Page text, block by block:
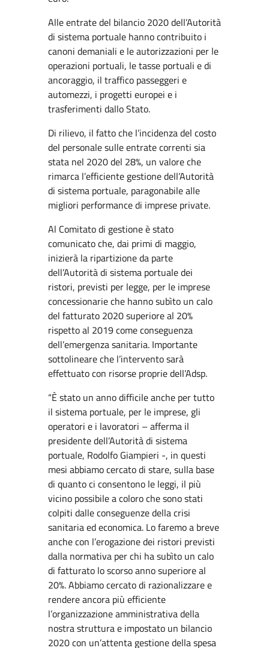
Alle entrate del bilancio 2020 dell’Autorità
di sistema portuale hanno contribuito i
canoni demaniali e le autorizzazioni per le
operazioni portuali, le tasse portuali e di
ancoraggio, il traffico passeggeri e
automezzi, i progetti europei e i
trasferimenti dallo Stato.
Di rilievo, il fatto che l’incidenza del costo
del personale sulle entrate correnti sia
stata nel 2020 del 28%, un valore che
rimarca l’efficiente gestione dell’Autorità
di sistema portuale, paragonabile alle
migliori performance di imprese private.
Al Comitato di gestione è stato
comunicato che, dai primi di maggio,
inizierà la ripartizione da parte
dell’Autorità di sistema portuale dei
ristori, previsti per legge, per le imprese
concessionarie che hanno subìto un calo
del fatturato 2020 superiore al 20%
rispetto al 2019 come conseguenza
dell’emergenza sanitaria. Importante
sottolineare che l’intervento sarà
effettuato con risorse proprie dell’Adsp.
“È stato un anno difficile anche per tutto
il sistema portuale, per le imprese, gli
operatori e i lavoratori – afferma il
presidente dell’Autorità di sistema
portuale, Rodolfo Giampieri -, in questi
mesi abbiamo cercato di stare, sulla base
di quanto ci consentono le leggi, il più
vicino possibile a coloro che sono stati
colpiti dalle conseguenze della crisi
sanitaria ed economica. Lo faremo a breve
anche con l’erogazione dei ristori previsti
dalla normativa per chi ha subìto un calo
di fatturato lo scorso anno superiore al
20%. Abbiamo cercato di razionalizzare e
rendere ancora più efficiente
l’organizzazione amministrativa della
nostra struttura e impostato un bilancio
2020 con un’attenta gestione della spesa